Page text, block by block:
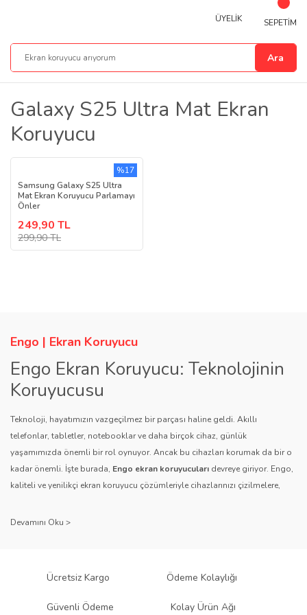
Ara
ÜYELİK SEPETİM
Galaxy S25 Ultra Mat Ekran
Koruyucu
Samsung Galaxy S25 Ultra
Mat Ekran Koruyucu Parlamayı
Önler
249,90 TL
299,90 TL
%17
Engo | Ekran Koruyucu
Engo Ekran Koruyucu: Teknolojinin
Koruyucusu
Teknoloji, hayatımızın vazgeçilmez bir parçası haline geldi. Akıllı
telefonlar, tabletler, notebooklar ve daha birçok cihaz, günlük
yaşamımızda önemli bir rol oynuyor. Ancak bu cihazları korumak da bir o
kadar önemli. İşte burada, Engo ekran koruyucuları devreye giriyor. Engo,
kaliteli ve yenilikçi ekran koruyucu çözümleriyle cihazlarınızı çizilmelere,
sağlıyor.
Engo ekran koruyucuları
, uzun yıllara dayanan tecrübesi ve teknolojiye
ürününü titiz bir kalite kontrol sürecinden geçirir. Kullanıcı dostu tasarımı
Ücretsiz Kargo Ödeme Kolaylığı
Güvenli Ödeme Kolay Ürün Ağı